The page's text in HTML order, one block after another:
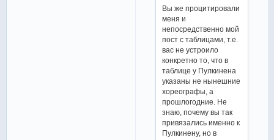
Вы же процитировали
меня и
непосредственно мой
пост с таблицами, т.е.
вас не устроило
конкретно то, что в
таблице у Пулкинена
указаны не нынешние
хореографы, а
прошлогодние. Не
знаю, почему вы так
привязались именно к
Пулкинену, но в